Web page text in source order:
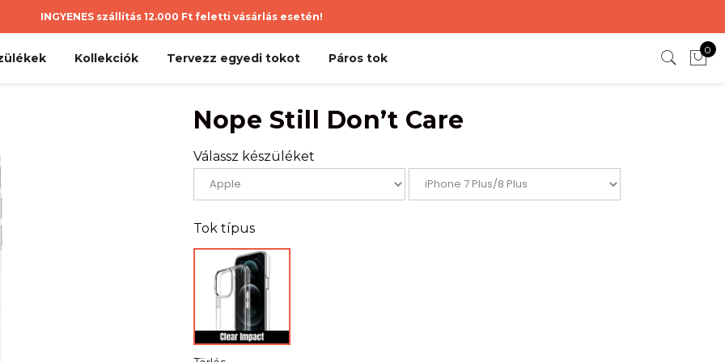
INGYENES szállítás 12.000 Ft feletti vásárlás esetén!
Kollekciók Tervezz egyedi tokot Páros tok
0
Nope Still Don’t Care
Válassz készüléket
Tok típus